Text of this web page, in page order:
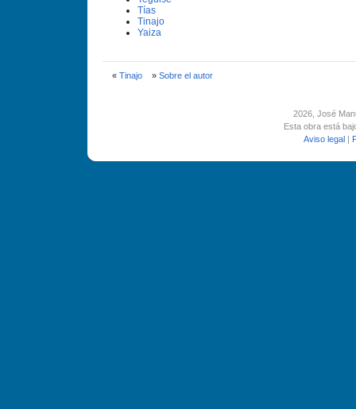
Tí­as
Tinajo
Yaiza
« Tinajo» Sobre el autor
2026, José
Esta obra está
Aviso legal |